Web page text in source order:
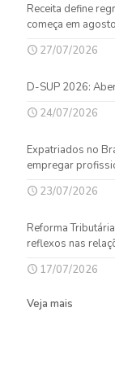
Receita define
começa em agosto
27/07/2026
D-SUP 2026:
24/07/2026
Expatriados no
empregar
23/07/2026
Reforma
reflexos nas
17/07/2026
Veja mais